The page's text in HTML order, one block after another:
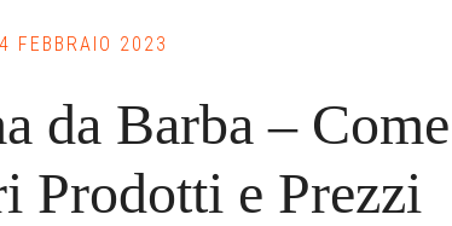
FEBBRAIO 2023
da Barba –
Prodotti e Prezzi